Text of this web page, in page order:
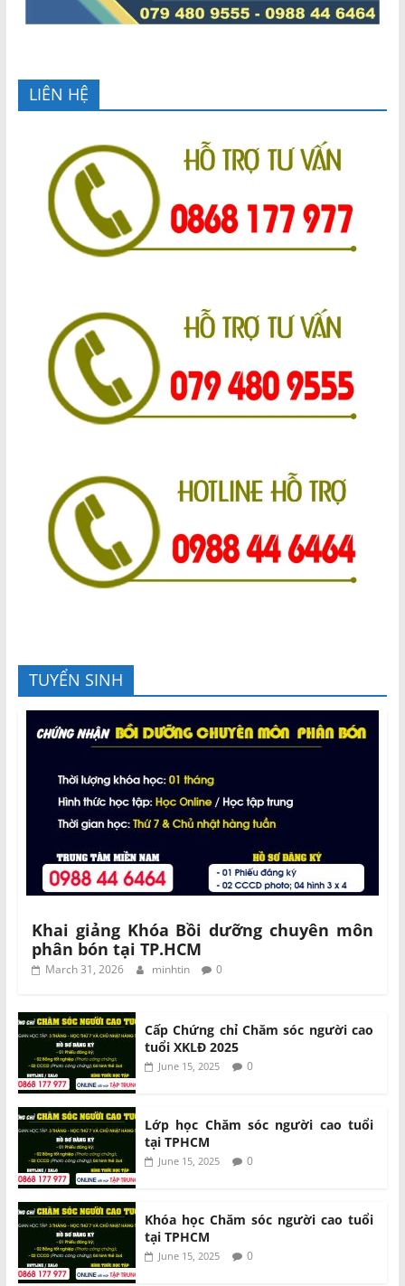
LIÊN HỆ
TUYỂN SINH
Khai giảng Khóa Bồi dưỡng chuyên môn
phân bón tại TP.HCM
March 31, 2026 minhtin 0
Cấp Chứng chỉ Chăm sóc người cao
tuổi XKLĐ 2025
June 15, 2025 0
Lớp học Chăm sóc người cao tuổi
tại TPHCM
June 15, 2025 0
Khóa học Chăm sóc người cao tuổi
tại TPHCM
June 15, 2025 0